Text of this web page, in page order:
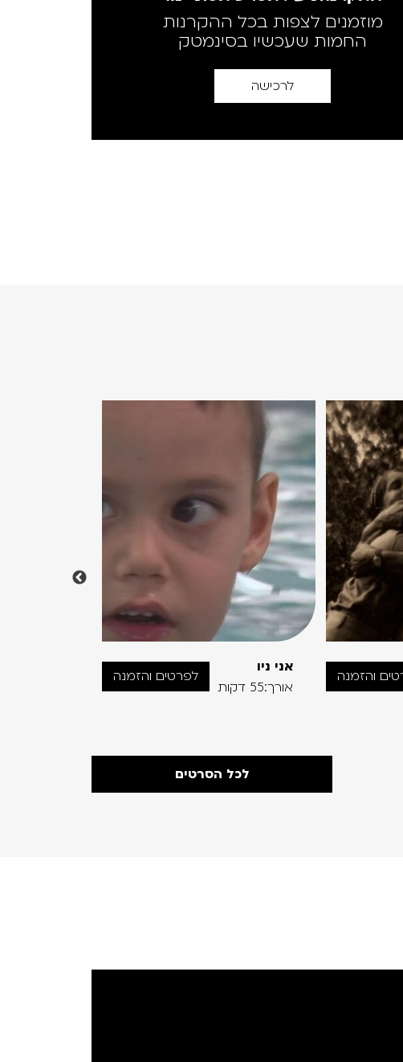
מוזמנים לצפות בכל ההקרנות
החמות שעכשיו בסינמטק
לרכישה
והזמנה
אני ניו
אורך:55 דקות
לפרטים והזמנה
לכל הסרטים